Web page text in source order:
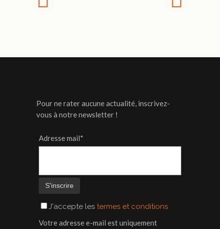
Pour ne rater aucune actualité, inscrivez-
vous à notre newsletter !
Adresse mail*
J'accepte les termes et conditions
Votre adresse e-mail est uniquement